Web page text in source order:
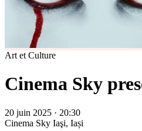
Art et Culture
Cinema Sky
20 juin 2025 · 20:30
Cinema Sky Iaşi, Iași